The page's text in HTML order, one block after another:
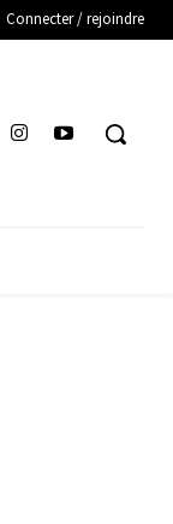
Connecter / rejoindre